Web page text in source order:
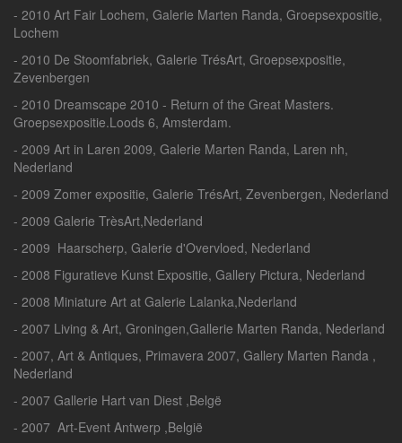
- 2010 Art Fair Lochem, Galerie Marten Randa, Groepsexpositie,
Lochem
- 2010 De Stoomfabriek, Galerie TrésArt, Groepsexpositie,
Zevenbergen
- 2010 Dreamscape 2010 - Return of the Great Masters.
Groepsexpositie.Loods 6, Amsterdam.
- 2009 Art in Laren 2009, Galerie Marten Randa, Laren nh,
Nederland
- 2009 Zomer expositie, Galerie TrésArt, Zevenbergen, Nederland
- 2009 Galerie TrèsArt,Nederland
- 2009 Haarscherp, Galerie d'Overvloed, Nederland
- 2008 Figuratieve Kunst Expositie, Gallery Pictura, Nederland
- 2008 Miniature Art at Galerie Lalanka,Nederland
- 2007 Living & Art, Groningen,Gallerie Marten Randa, Nederland
- 2007, Art & Antiques, Primavera 2007, Gallery Marten Randa ,
Nederland
- 2007 Gallerie Hart van Diest ,Belgë
- 2007 Art-Event Antwerp ,België